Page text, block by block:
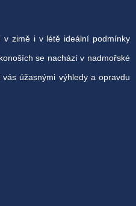
v zimě i v létě ideální podmínky
se nachází v nadmořské
úžasnými výhledy a opravdu